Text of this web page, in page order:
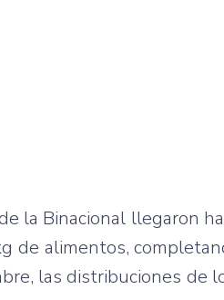
la Binacional llegaron
de alimentos,
las distribuciones de